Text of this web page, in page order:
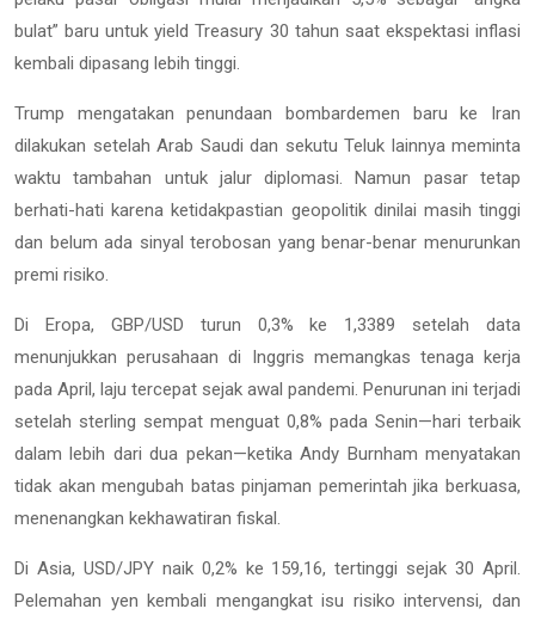
bulat” baru untuk yield Treasury 30 tahun saat ekspektasi inflasi
kembali dipasang lebih tinggi.
Trump mengatakan penundaan bombardemen baru ke Iran
dilakukan setelah Arab Saudi dan sekutu Teluk lainnya meminta
waktu tambahan untuk jalur diplomasi. Namun pasar tetap
berhati-hati karena ketidakpastian geopolitik dinilai masih tinggi
dan belum ada sinyal terobosan yang benar-benar menurunkan
premi risiko.
Di Eropa, GBP/USD turun 0,3% ke 1,3389 setelah data
menunjukkan perusahaan di Inggris memangkas tenaga kerja
pada April, laju tercepat sejak awal pandemi. Penurunan ini terjadi
setelah sterling sempat menguat 0,8% pada Senin—hari terbaik
dalam lebih dari dua pekan—ketika Andy Burnham menyatakan
tidak akan mengubah batas pinjaman pemerintah jika berkuasa,
menenangkan kekhawatiran fiskal.
Di Asia, USD/JPY naik 0,2% ke 159,16, tertinggi sejak 30 April.
Pelemahan yen kembali mengangkat isu risiko intervensi, dan